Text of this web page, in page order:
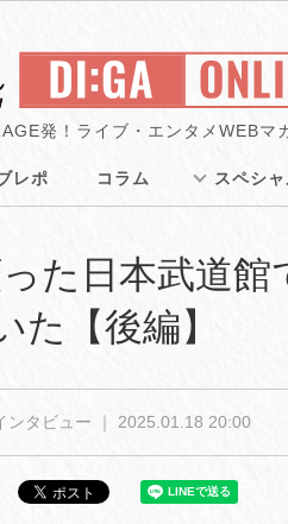
発！ライブ・エンタメWEBマ
レポ コラム スペシ
た日本武道
【後編】
ンタビュー ｜ 2025.01.18 20:00